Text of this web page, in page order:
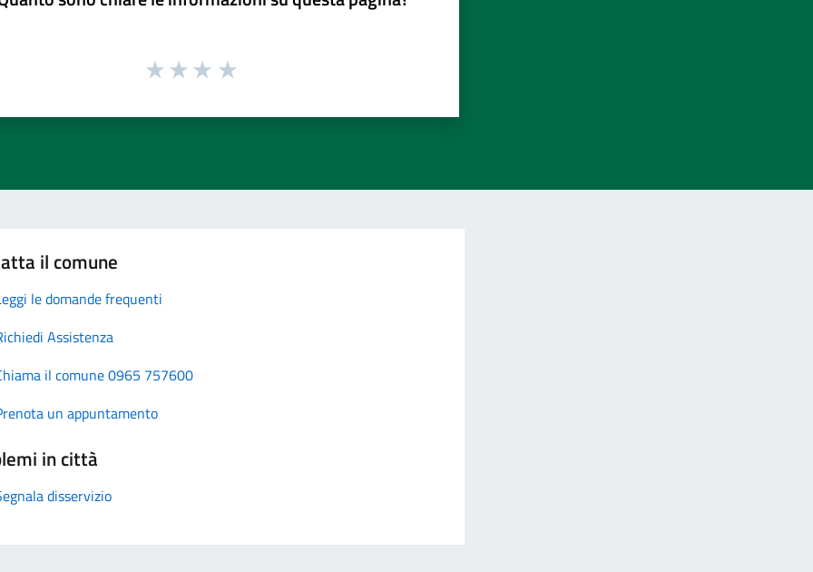
il comune
le domande frequenti
Assistenza
il comune 0965 757600
un appuntamento
in città
disservizio